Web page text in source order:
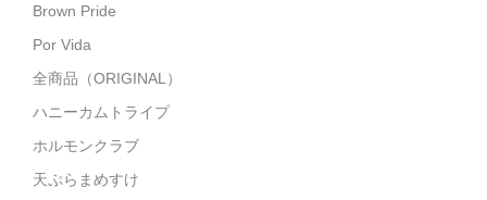
Japanese Rap
MotiveRecords
Brown Pride
Por Vida
全商品（ORIGINAL）
ハニーカムトライプ
ホルモンクラブ
天ぷらまめすけ